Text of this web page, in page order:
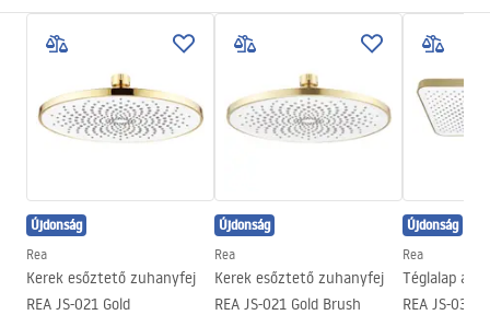
Felszerelés
Csavarozható
Szélesség
300
Magasság
2mm
Mélység
300mm
Pielęgnacja.pdf
Garanciális feltételek
Újdonság
Rea
Kerek esőztető zuhanyfej
REA JS-021 Gold
Újdonság
Rea
Kerek esőztető zuhanyfej
REA JS-021 Gold Brush
Újdonság
Rea
Téglalap
REA JS-032